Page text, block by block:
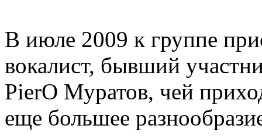
В июле 2009 к группе
вокалист, бывший
PierO Муратов, чей
еще большее